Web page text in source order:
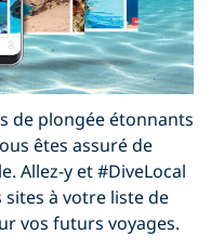
de plongée étonnants
êtes assuré de
Allez-y et #DiveLocal
à votre liste de
vos futurs voyages.